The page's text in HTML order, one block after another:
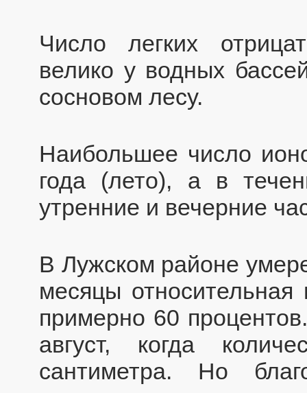
Число легких
велико у водных
сосновом лесу.
Наибольшее число
года (лето), а в
утренние и вечерние
В Лужском районе
месяцы относительная
примерно 60
август, когда
сантиметра. Но